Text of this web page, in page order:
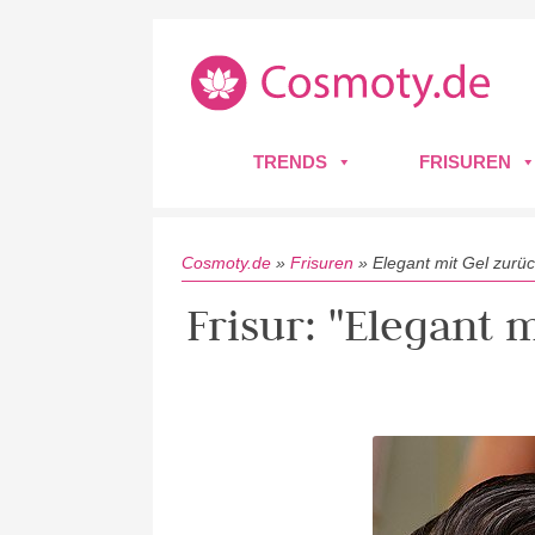
TRENDS FRISUREN
Cosmoty.de » Frisuren » Elegant mit Gel
Frisur: "Elegant